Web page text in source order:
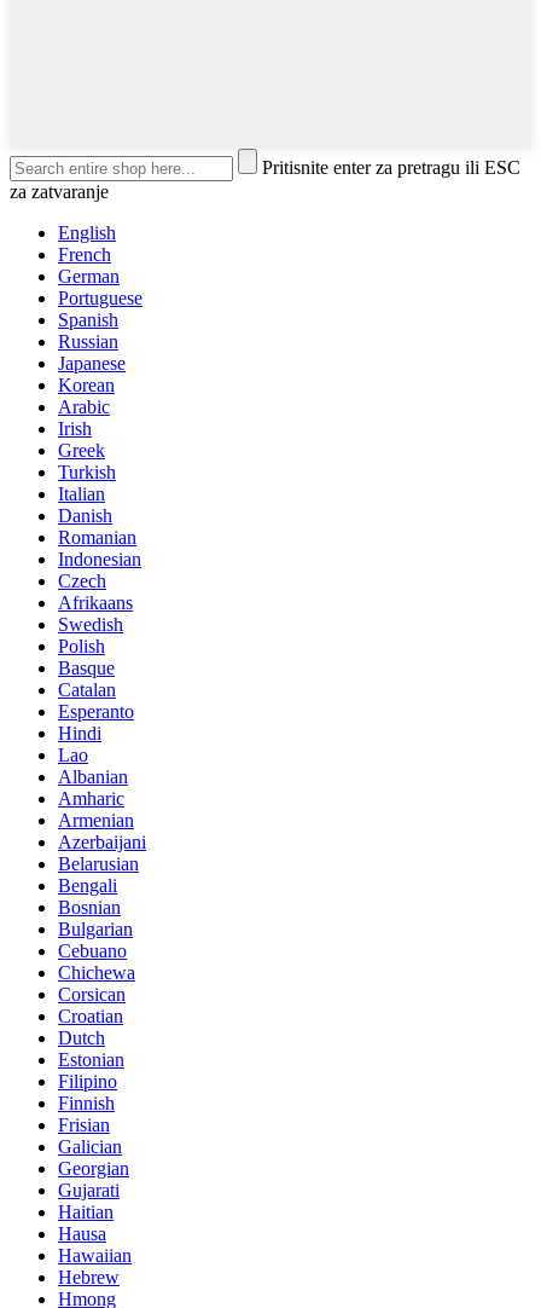
Pritisnite enter za pretragu ili ESC
za zatvaranje
English
French
German
Portuguese
Spanish
Russian
Japanese
Korean
Arabic
Irish
Greek
Turkish
Italian
Danish
Romanian
Indonesian
Czech
Afrikaans
Swedish
Polish
Basque
Catalan
Esperanto
Hindi
Lao
Albanian
Amharic
Armenian
Azerbaijani
Belarusian
Bengali
Bosnian
Bulgarian
Cebuano
Chichewa
Corsican
Croatian
Dutch
Estonian
Filipino
Finnish
Frisian
Galician
Georgian
Gujarati
Haitian
Hausa
Hawaiian
Hebrew
Hmong